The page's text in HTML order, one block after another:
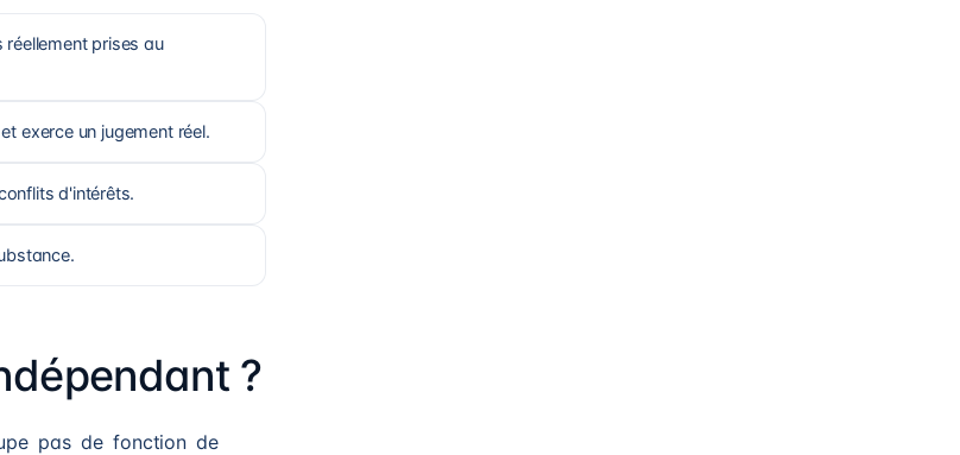
prises au
exerce un jugement réel.
d'intérêts.
?
pas de fonction de